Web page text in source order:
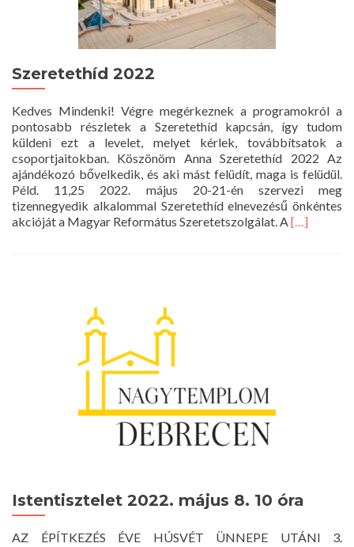
Szeretethíd 2022
Kedves Mindenki! Végre megérkeznek a programokról a
pontosabb részletek a Szeretethíd kapcsán, így tudom
küldeni ezt a levelet, melyet kérlek, továbbítsatok a
csoportjaitokban. Köszönöm Anna Szeretethíd 2022 Az
ajándékozó bővelkedik, és aki mást felüdít, maga is felüdül.
Péld. 11,25 2022. május 20-21-én szervezi meg
tizennegyedik alkalommal Szeretethíd elnevezésű önkéntes
akcióját a Magyar Református Szeretetszolgálat. ARead
[…]
Istentisztelet 2022. május 8. 10 óra
AZ ÉPÍTKEZÉS ÉVE HÚSVÉT ÜNNEPE UTÁNI 3.